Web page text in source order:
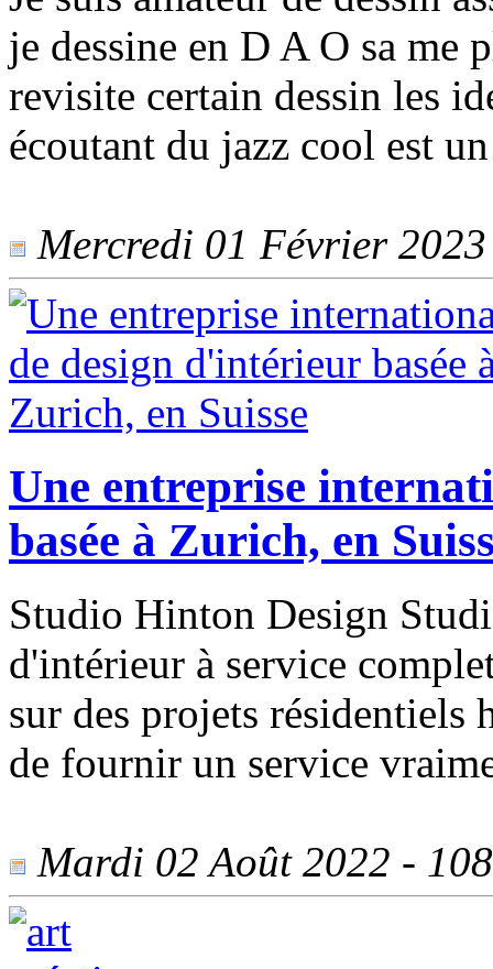
je dessine en D A O sa me
revisite certain dessin les
écoutant du jazz cool est
Mercredi 01 Février
Une entreprise
basée à Zurich, en
Studio Hinton Design
d'intérieur à service
sur des projets résidentiels
de fournir un service
Mardi 02 Août 2022 -